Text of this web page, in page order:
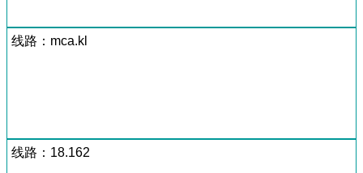
线路：mca.kl
线路：18.162